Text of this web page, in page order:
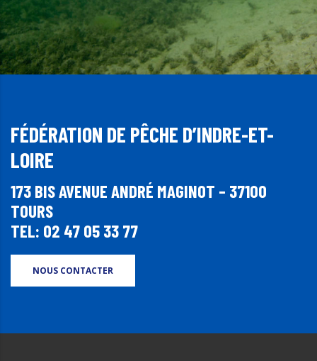
FÉDÉRATION DE PÊCHE D’INDRE-ET-
LOIRE
173 BIS AVENUE ANDRÉ MAGINOT – 37100
TOURS
TEL: 02 47 05 33 77
NOUS CONTACTER